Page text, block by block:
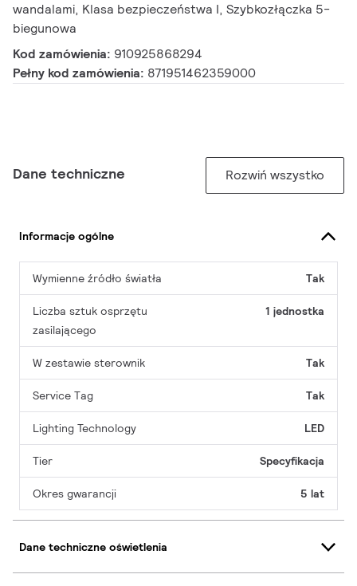
wandalami, Klasa bezpieczeństwa I, Szybkozłączka 5-
biegunowa
Kod zamówienia: 910925868294
Pełny kod zamówienia: 871951462359000
Dane techniczne Rozwiń wszystko
Informacje ogólne
Wymienne źródło światła Tak
Liczba sztuk osprzętu
zasilającego
1 jednostka
W zestawie sterownik Tak
Service Tag Tak
Lighting Technology LED
Tier Specyfikacja
Okres gwarancji 5 lat
Dane techniczne oświetlenia